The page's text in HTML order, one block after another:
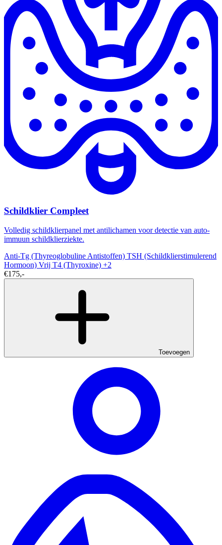
Schildklier Compleet
Volledig schildklierpanel met antilichamen voor detectie van auto-
immuun schildklierziekte.
Anti-Tg (Thyreoglobuline Antistoffen) TSH (Schildklierstimulerend
Hormoon) Vrij T4 (Thyroxine) +2
€175,-
Toevoegen